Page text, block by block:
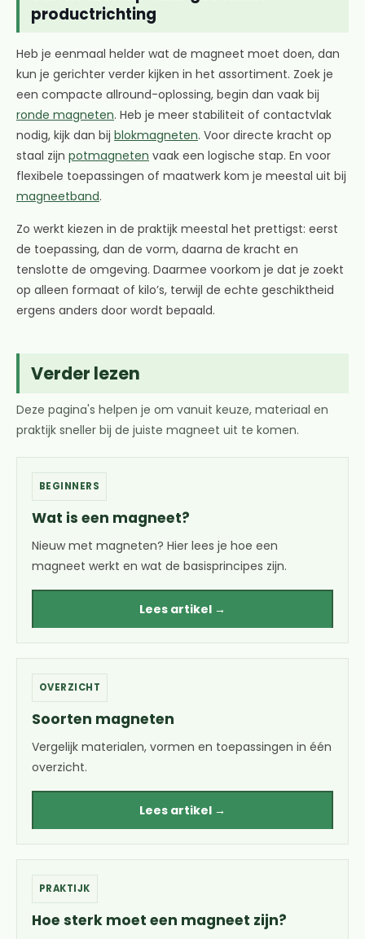
productrichting
Heb je eenmaal helder wat de magneet moet doen, dan
kun je gerichter verder kijken in het assortiment. Zoek je
een compacte allround-oplossing, begin dan vaak bij
ronde magneten. Heb je meer stabiliteit of contactvlak
nodig, kijk dan bij blokmagneten. Voor directe kracht op
staal zijn potmagneten vaak een logische stap. En voor
flexibele toepassingen of maatwerk kom je meestal uit bij
magneetband.
Zo werkt kiezen in de praktijk meestal het prettigst: eerst
de toepassing, dan de vorm, daarna de kracht en
tenslotte de omgeving. Daarmee voorkom je dat je zoekt
op alleen formaat of kilo’s, terwijl de echte geschiktheid
ergens anders door wordt bepaald.
Verder lezen
Deze pagina's helpen je om vanuit keuze, materiaal en
praktijk sneller bij de juiste magneet uit te komen.
BEGINNERS
Wat is een magneet?
Nieuw met magneten? Hier lees je hoe een
magneet werkt en wat de basisprincipes zijn.
Lees artikel →
OVERZICHT
Soorten magneten
Vergelijk materialen, vormen en toepassingen in één
overzicht.
Lees artikel →
PRAKTIJK
Hoe sterk moet een magneet zijn?